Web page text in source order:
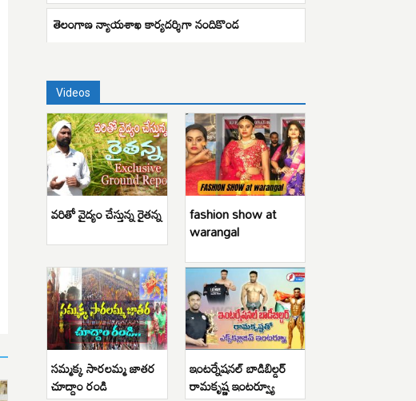
తెలంగాణ న్యాయశాఖ కార్యదర్శిగా నందికొండ
Videos
వరితో వైద్యం చేస్తున్న రైతన్న fashion show at
warangal
సమ్మక్క సారలమ్మ జాతర
చూద్దాం రండి
ఇంటర్నేషనల్ బాడిబిల్డర్
రామకృష్ణ ఇంటర్వ్యూ